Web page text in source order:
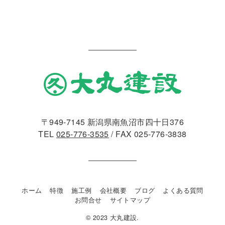
〒949-7145 新潟県南魚沼市四十日376
TEL025-776-3535 / FAX 025-776-3838
ホーム 特徴 施工例 会社概要 ブログ
よくある質問
お問合せ
サイトマップ
© 2023 大丸建設.